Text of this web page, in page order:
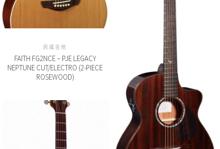
民謠吉他
FAITH FG2NCE – PJE LEGACY
NEPTUNE CUT/ELECTRO (2-PIECE
ROSEWOOD)